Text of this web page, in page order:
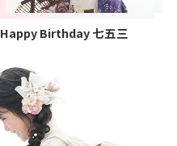
Happy Birthday 七五三